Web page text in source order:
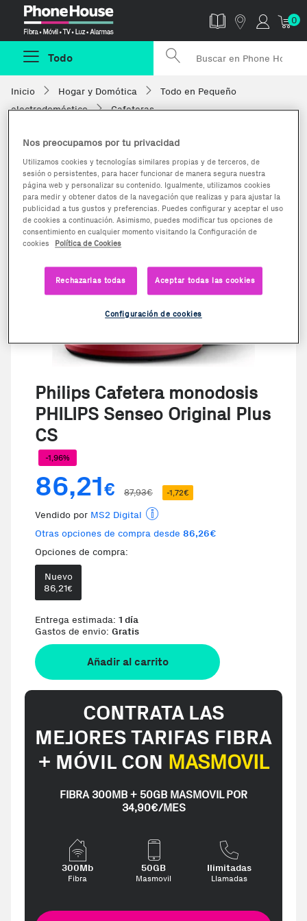
0
Todo
Inicio Hogar y Domótica
Todo en Pequeño
electrodoméstico
Cafeteras
Philips Cafetera monodosis
PHILIPS Senseo Original Plus
CS
-1,96%
86,21€ 87,93€ -1,72€
Vendido por MS2 Digital
Otras opciones de compra desde 86,26€
Opciones de compra:
Nuevo
86,21€
Entrega estimada: 1 día
Gastos de envio: Gratis
Añadir al carrito
CONTRATA LAS
MEJORES TARIFAS FIBRA
+ MÓVIL CON MASMOVIL
FIBRA 300MB + 50GB MASMOVIL POR
34,90€/MES
300Mb
Fibra
50GB
Masmovil
Ilimitadas
Llamadas
Nos preocupamos por tu privacidad
Utilizamos cookies y tecnologías similares propias y de terceros, de
sesión o persistentes, para hacer funcionar de manera segura nuestra
página web y personalizar su contenido. Igualmente, utilizamos cookies
para medir y obtener datos de la navegación que realizas y para ajustar la
publicidad a tus gustos y preferencias. Puedes configurar y aceptar el uso
de cookies a continuación. Asimismo, puedes modificar tus opciones de
consentimiento en cualquier momento visitando la Configuración de
cookies
Política de Cookies
Rechazarlas todas Aceptar todas las cookies
Configuración de cookies